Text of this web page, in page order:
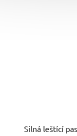
Silná leštící